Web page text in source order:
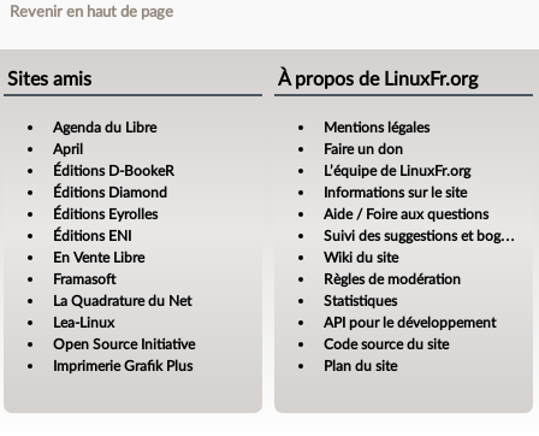
Revenir en haut de page
Sites amis
Agenda du Libre
April
Éditions D-BookeR
Éditions Diamond
Éditions Eyrolles
Éditions ENI
En Vente Libre
Framasoft
La Quadrature du Net
Lea-Linux
Open Source Initiative
Imprimerie Grafik Plus
À propos de LinuxFr.org
Mentions légales
Faire un don
L’équipe de LinuxFr.org
Informations sur le site
Aide / Foire aux questions
Suivi des suggestions et bogues
Wiki du site
Règles de modération
Statistiques
API pour le développement
Code source du site
Plan du site